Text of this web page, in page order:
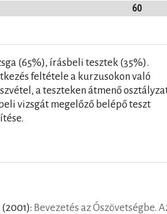
60
(65%), írásbeli tesztek (35%).
feltétele a kurzusokon való
a teszteken átmenő
vizsgát megelőző belépő teszt
(2001): Bevezetés az Ószövetségbe.